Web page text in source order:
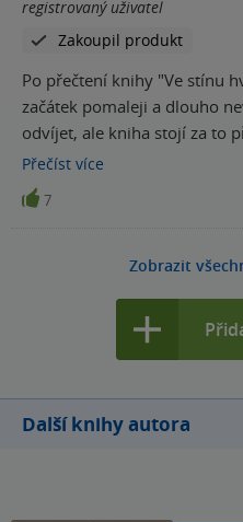
registrovaný uživatel
Zakoupil produkt
Po přečtení knihy "Ve stínu
začátek pomaleji a dlouho
odvíjet, ale kniha stojí za to
pohádkový konec! Určitě
Přečíst více
7
Zobrazit
Další knihy autora